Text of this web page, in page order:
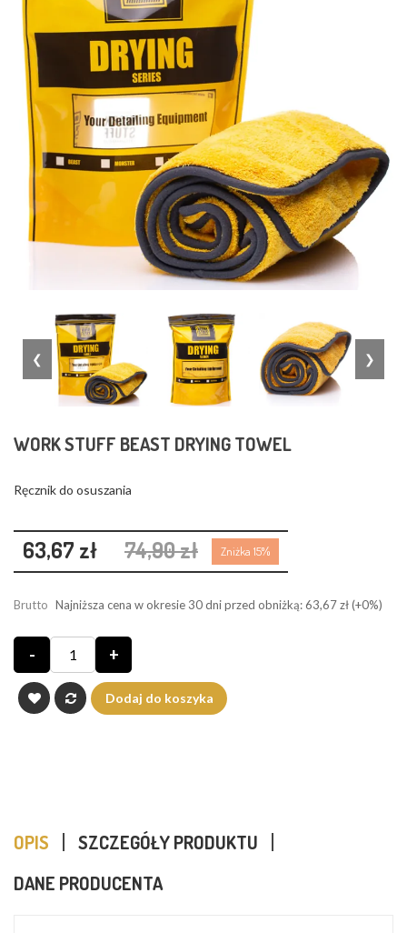
❮ ❯
WORK STUFF BEAST DRYING TOWEL
Ręcznik do osuszania
63,67 zł 74,90 zł Zniżka 15%
Brutto Najniższa cena w okresie 30 dni przed obniżką:63,67 zł(+0%)
- +
Dodaj do koszyka
OPIS
SZCZEGÓŁY PRODUKTU
DANE PRODUCENTA